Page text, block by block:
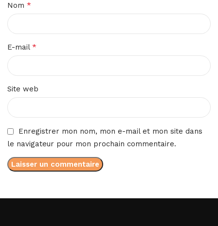
Nom *
E-mail *
Site web
Enregistrer mon nom, mon e-mail et mon site dans
le navigateur pour mon prochain commentaire.